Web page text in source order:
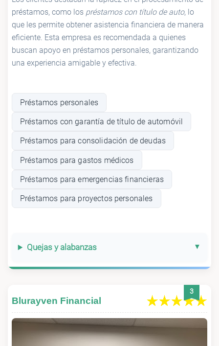
préstamos, como los préstamos con título de auto, lo
que les permite obtener asistencia financiera de manera
eficiente. Esta empresa es recomendada a quienes
buscan apoyo en préstamos personales, garantizando
una experiencia amigable y efectiva.
Préstamos personales
Préstamos con garantía de título de automóvil
Préstamos para consolidación de deudas
Préstamos para gastos médicos
Préstamos para emergencias financieras
Préstamos para proyectos personales
Quejas y alabanzas
3
Blurayven Financial